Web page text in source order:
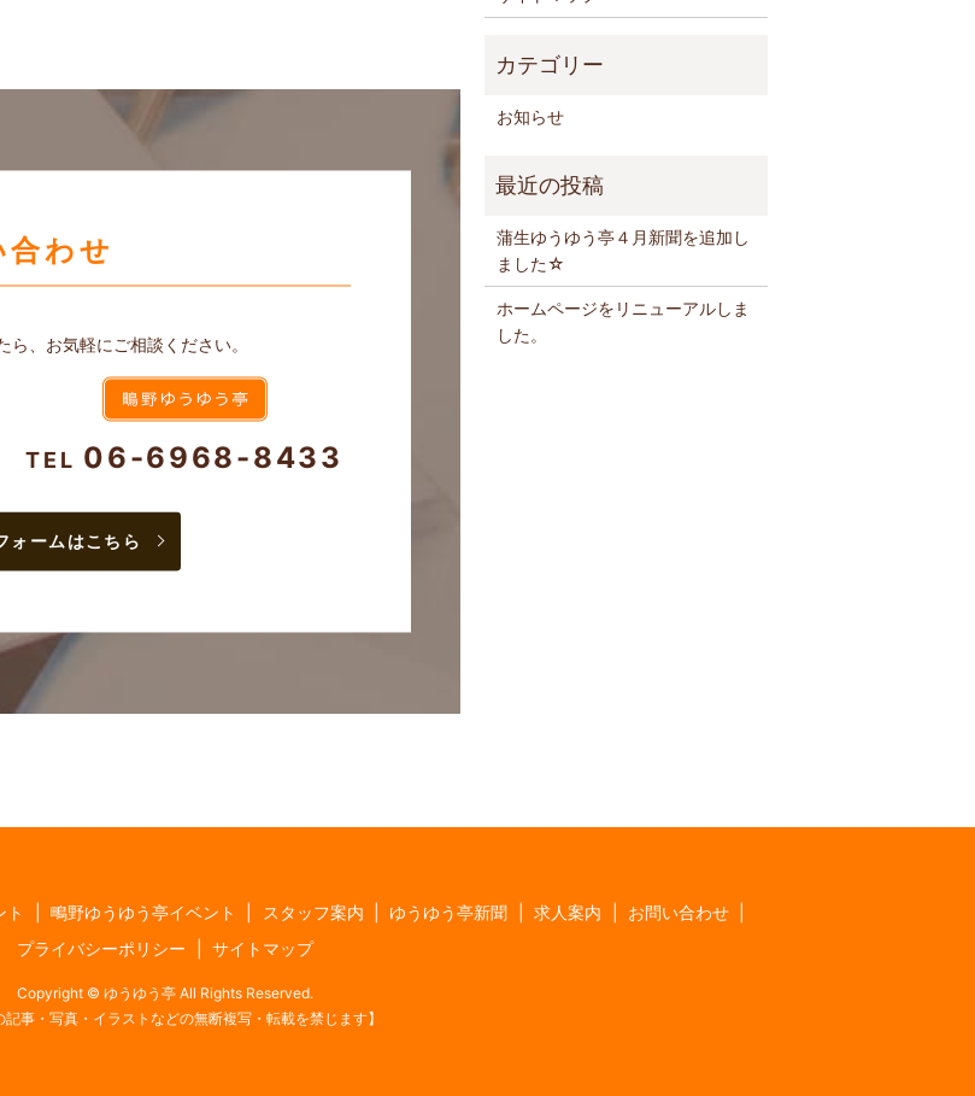
合わせ
、お気軽にご相談ください。
TEL 06-6968-8433
ォームはこちら
お知らせ
蒲生ゆうゆう亭４月新聞を追加し
ました☆
ホームページをリニューアルしま
した。
ト 鴫野ゆうゆう亭イベント スタッフ案内 ゆうゆう亭新聞 求人案内
お問い合わせ
プライバシーポリシー
サイトマップ
Copyright © ゆうゆう亭 All Rights Reserved.
記事・写真・イラストなどの無断複写・転載を禁じます】